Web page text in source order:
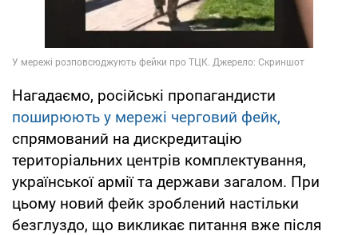
Нагадаємо, російські пропагандисти
поширюють у мережі черговий фейк,
спрямований на дискредитацію
територіальних центрів комплектування,
української армії та держави загалом. При
цьому новий фейк зроблений настільки
безглуздо, що викликає питання вже після